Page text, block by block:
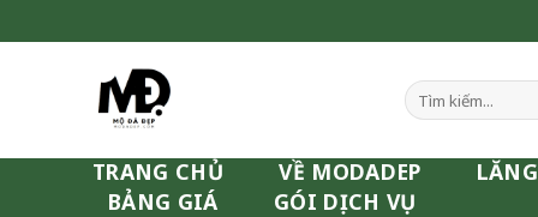
to
Tìm
kiếm:
TRANG CHỦ VỀ MODADEP
BẢNG GIÁ
GÓI DỊCH VỤ